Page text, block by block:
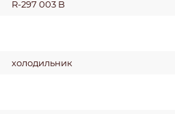
R-297 003 B
холодильник